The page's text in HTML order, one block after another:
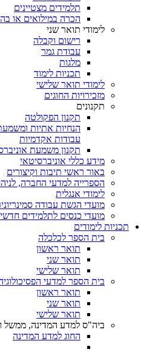
תלמידים מצטיינים
הכרה במילואים או
לימודי תואר שני
רישום וקבלה
עבודת גמר
מלגות
תכניות לימוד
לימודי תואר שלישי
מזכירויות החוגים
תקנונים
תקנון הפקולטה
הנחיות אתיות
עבודות אקדמיות
תקנון משמעת
מידע כללי אוניברסיטאי
באור ראשי תיבות וקיצורים
הספרייה למדעי החברה,
לימודי אנגלית
מועדי הגשת עבודה
מועדי כנסים לתלמידים
תכניות לימודים
בית הספר לכלכלה
תואר ראשון
תואר שני
תואר שלישי
בית הספר למדעי
תואר ראשון
תואר שני
תואר שלישי
ביה"ס למדע המדינה, ממשל
החוג למדע המדינה